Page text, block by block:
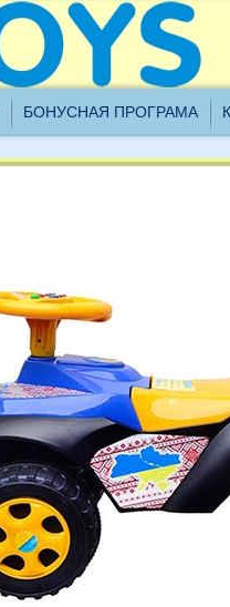
БОНУСНАЯ ПРОГРАМА
Шановні клієнти,
18.01.2021 до